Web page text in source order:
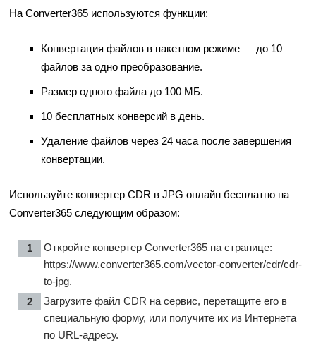
На Converter365 используются функции:
Конвертация файлов в пакетном режиме — до 10
файлов за одно преобразование.
Размер одного файла до 100 МБ.
10 бесплатных конверсий в день.
Удаление файлов через 24 часа после завершения
конвертации.
Используйте конвертер CDR в JPG онлайн бесплатно на
Converter365 следующим образом:
Откройте конвертер Converter365 на странице:
https://www.converter365.com/vector-converter/cdr/cdr-
to-jpg.
Загрузите файл CDR на сервис, перетащите его в
специальную форму, или получите их из Интернета
по URL-адресу.